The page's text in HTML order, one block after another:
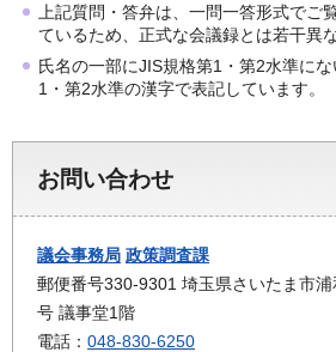
上記質問・答弁は、一問一答形式でご
ているため、正式な会議録とは若干異
氏名の一部にJIS規格第1・第2水準に
1・第2水準の漢字で表記しています。
お問い合わせ
議会事務局 政策調査課
郵便番号330-9301 埼玉県さいたま市
号 議事堂1階
電話： 048-830-6250